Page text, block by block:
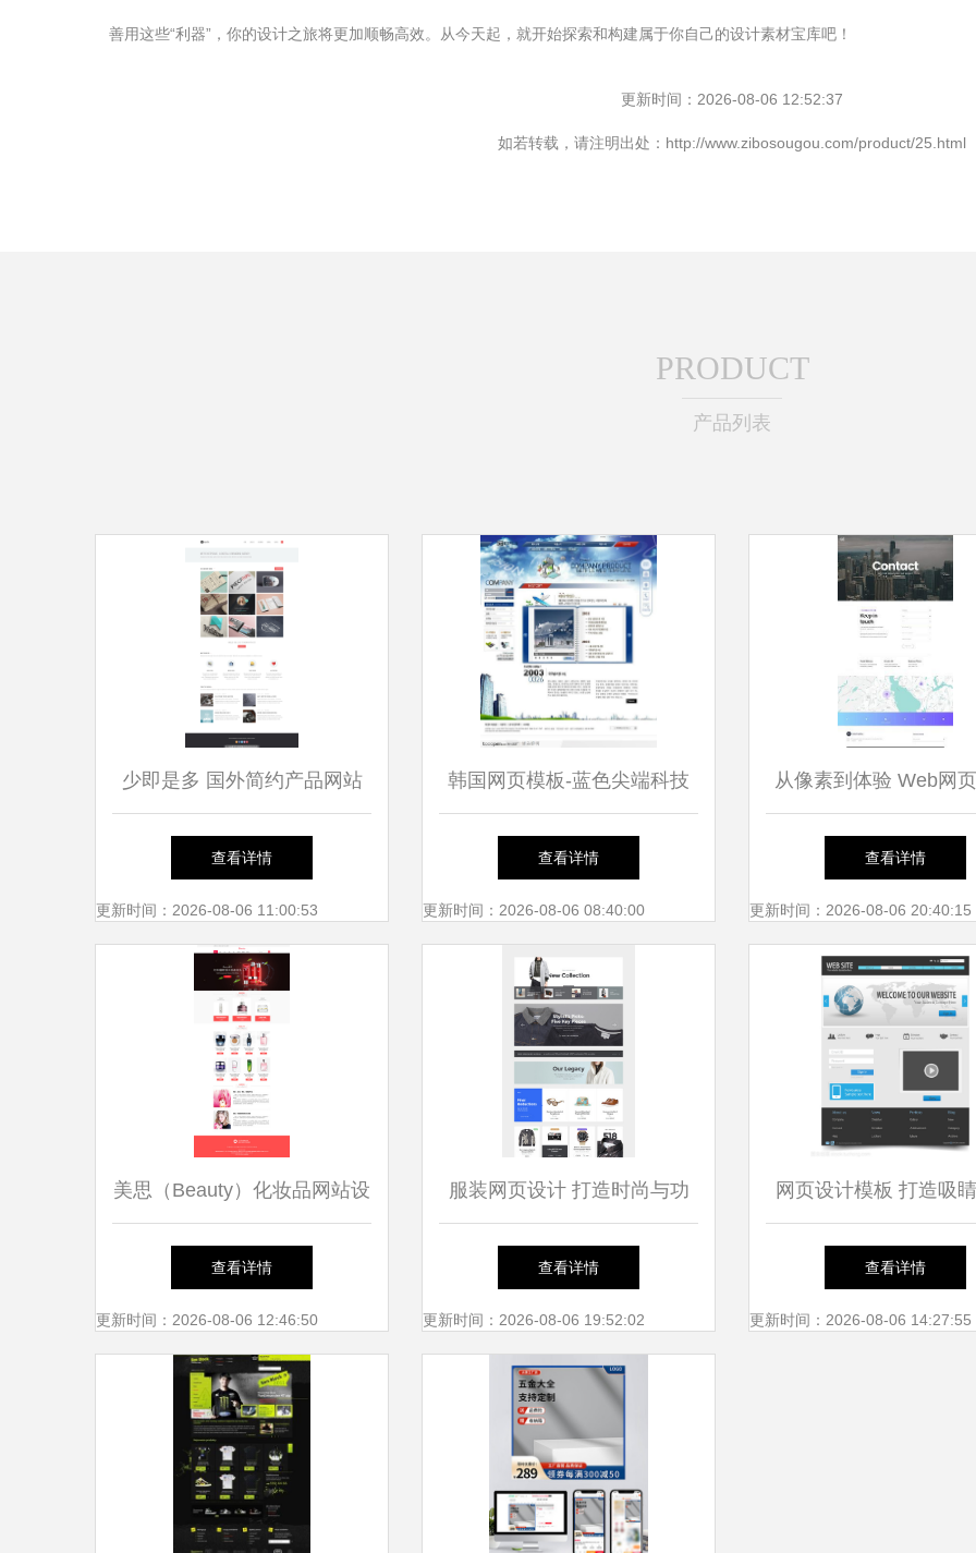
善用这些“利器”，你的设计之旅将更加顺畅高效。从今天起，就开始探索和构建属于你自己的设计素材宝库吧！
更新时间：2026-08-06 12:52:37
如若转载，请注明出处：http://www.zibosougou.com/product/25.html
PRODUCT
产品列表
少即是多 国外简约产品网站
的设计哲学与实践
查看详情
更新时间：2026-08-06 11:00:53
韩国网页模板-蓝色尖端科技
网站历史页面设计
查看详情
更新时间：2026-08-06 08:40:00
从像素到体验 Web网
站设计的艺术与科学
查看详情
更新时间：2026-08-06 20:40:15
美思（Beauty）化妆品网站设
计 视觉与功能并存的艺术
查看详情
更新时间：2026-08-06 12:46:50
服装网页设计 打造时尚与功
能兼备的在线秀场
查看详情
更新时间：2026-08-06 19:52:02
网页设计模板 打造吸
的完整指南
查看详情
更新时间：2026-08-06 14:27:55